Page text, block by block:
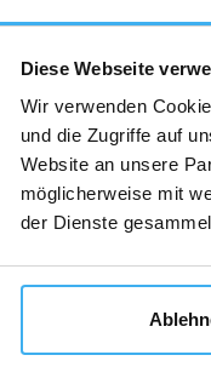
Diese Webseite
Wir verwenden
und die Zugriffe auf
Website an unsere
möglicherweise mit
der Dienste
Jetzt Anrufen